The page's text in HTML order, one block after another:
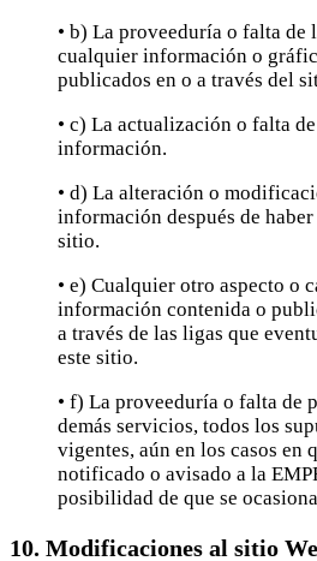
• b) La proveeduría o falta de
cualquier información o
publicados en o a través del
• c) La actualización o falta
información.
• d) La alteración o
información después de
sitio.
• e) Cualquier otro aspecto o
información contenida o
a través de las ligas que
este sitio.
• f) La proveeduría o falta de
demás servicios, todos los
vigentes, aún en los casos en
notificado o avisado a la
posibilidad de que se
10. Modificaciones al sitio